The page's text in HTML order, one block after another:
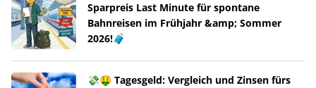
Sparpreis Last Minute für spontane
Bahnreisen im Frühjahr &amp; Sommer
2026!🧳
💸🤑 Tagesgeld: Vergleich und Zinsen fürs